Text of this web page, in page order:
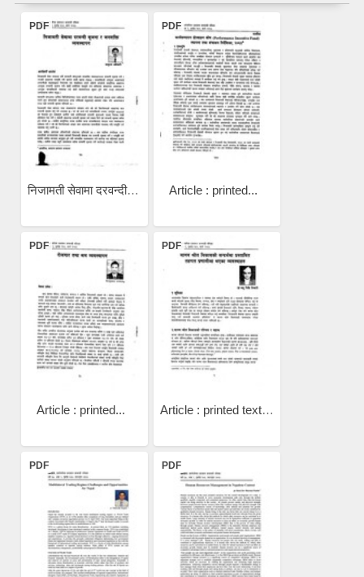
PDF
निजामती सेवामा दरवन्दी...
PDF
Article : printed...
PDF
Article : printed...
PDF
Article : printed textमानव...
PDF PDF